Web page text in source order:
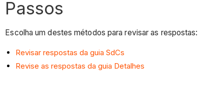
Passos
Escolha um destes métodos para revisar as respostas:
Revisar respostas da guia SdCs
Revise as respostas da guia Detalhes